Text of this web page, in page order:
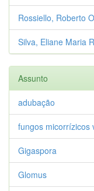
Rossiello, Roberto
Silva, Eliane Maria
Assunto
adubação
fungos micorrízicos
Gigaspora
Glomus